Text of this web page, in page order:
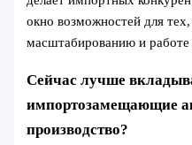
окно возможностей для тех,
масштабированию и работе
Сейчас лучше
импортозамещающие
производство?